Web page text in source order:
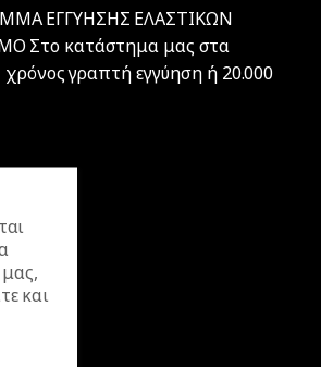
ΕΓΓΥΗΣΗΣ ΕΛΑΣΤΙΚΩΝ
Στο κατάστημα μας στα
χρόνος γραπτή εγγύηση ή 20.000
και